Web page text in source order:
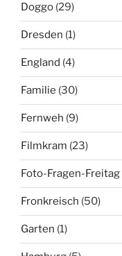
Doggo (29)
Dresden (1)
England (4)
Familie (30)
Fernweh (9)
Filmkram (23)
Foto-Fragen-Freitag
Fronkreisch (50)
Garten (1)